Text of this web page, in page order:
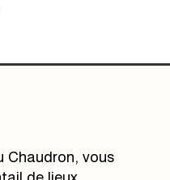
Chaudron, vous